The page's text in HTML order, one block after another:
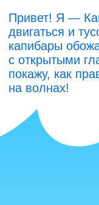
Намасте, я —
тишину и горячие
что капибары
ванны в Японии?
и приходи за своим